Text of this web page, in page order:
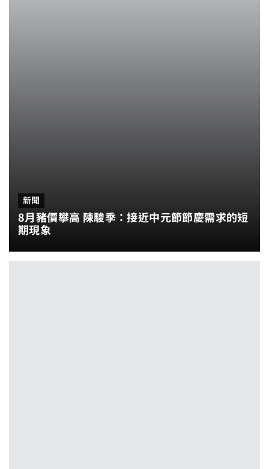
新聞
8月豬價攀高 陳駿季：接近中元節節慶需求的短
期現象